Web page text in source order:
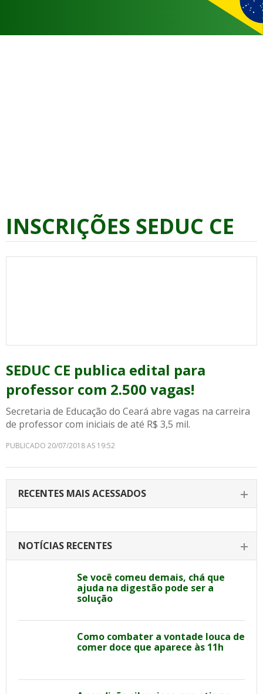
INSCRIÇÕES SEDUC CE
SEDUC CE publica edital para
professor com 2.500 vagas!
Secretaria de Educação do Ceará abre vagas na carreira
de professor com iniciais de até R$ 3,5 mil.
PUBLICADO 20/07/2018 AS 19:52
RECENTES MAIS ACESSADOS
NOTÍCIAS RECENTES
Se você comeu demais, chá que
ajuda na digestão pode ser a
solução
Como combater a vontade louca de
comer doce que aparece às 11h